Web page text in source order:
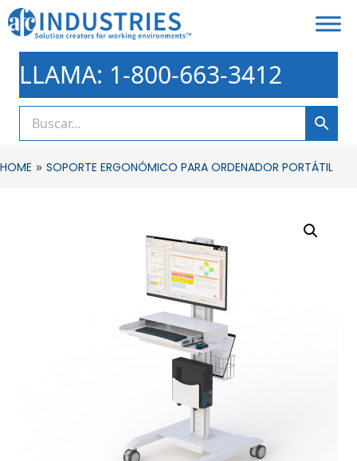
LLAMA: 1-800-663-3412
HOME » SOPORTE ERGONÓMICO PARA ORDENADOR PORTÁTIL